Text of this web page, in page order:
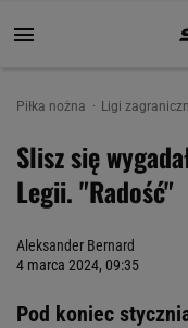
Piłka nożna Ligi
Slisz się
Legii. "Radość"
Aleksander Bernard
4 marca 2024, 09:35
Pod koniec